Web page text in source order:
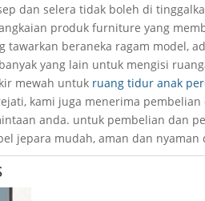
dan selera tidak boleh di
produk furniture yang
tawarkan beraneka ragam model,
yang lain untuk mengisi
mewah untuk ruang tidur anak
kami juga menerima
anda. untuk pembelian dan
jepara mudah, aman dan nyaman